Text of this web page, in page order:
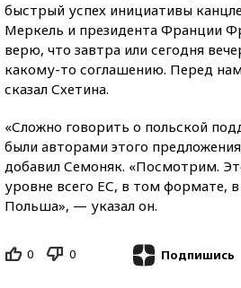
быстрый успех инициативы
Меркель и президента Франции
верю, что завтра или сегодня
какому-то соглашению. Перед
сказал Схетина.
«Сложно говорить о польской
были авторами этого
добавил Семоняк. «Посмотрим.
уровне всего ЕС, в том формате,
Польша», — указал он.
0 0 Подпишись